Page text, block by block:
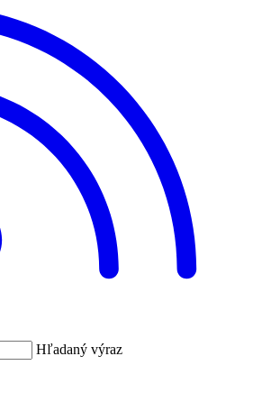
Hľadaný výraz